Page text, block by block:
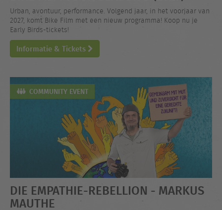
Urban, avontuur, performance. Volgend jaar, in het voorjaar van
2027, komt Bike Film met een nieuw programma! Koop nu je
Early Birds-tickets!
Informatie & Tickets
COMMUNITY EVENT
DIE EMPATHIE-REBELLION - MARKUS
MAUTHE